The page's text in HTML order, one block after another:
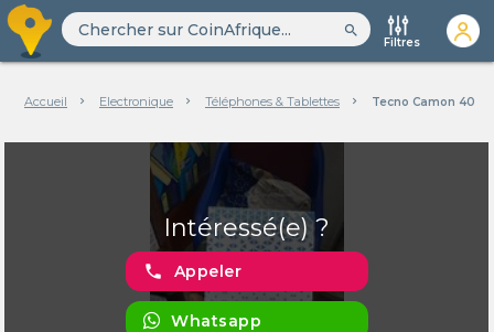
search
Filtres
Accueil Electronique Téléphones & Tablettes Tecno Camon 40
Intéressé(e) ?
phone Appeler
Whatsapp